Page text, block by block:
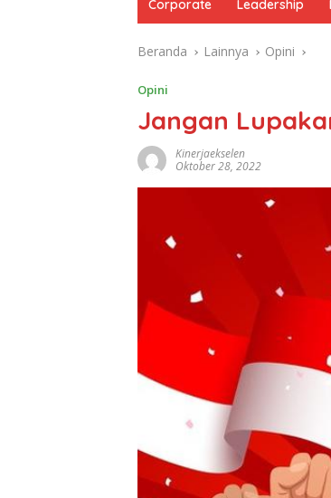
Corporate Leadership
Beranda Lainnya Opini
Opini
Jangan
Kinerjaekselen
Oktober 28, 2022